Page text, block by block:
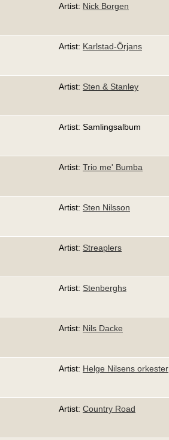
Artist: Nick Borgen
Artist: Karlstad-Örjans
Artist: Sten & Stanley
Artist: Samlingsalbum
Artist: Trio me' Bumba
Artist: Sten Nilsson
Artist: Streaplers
Artist: Stenberghs
Artist: Nils Dacke
Artist: Helge Nilsens orkester
Artist: Country Road